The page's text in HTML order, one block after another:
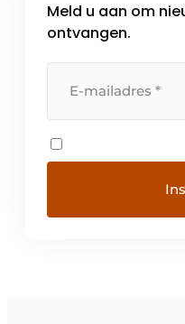
Meld u aan om
ontvangen.